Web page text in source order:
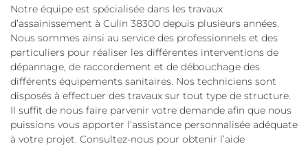
Notre équipe est spécialisée dans les travaux
d’assainissement à Culin 38300 depuis plusieurs années.
Nous sommes ainsi au service des professionnels et des
particuliers pour réaliser les différentes interventions de
dépannage, de raccordement et de débouchage des
différents équipements sanitaires. Nos techniciens sont
disposés à effectuer des travaux sur tout type de structure.
Il suffit de nous faire parvenir votre demande afin que nous
puissions vous apporter l‘assistance personnalisée adéquate
à votre projet. Consultez-nous pour obtenir l’aide